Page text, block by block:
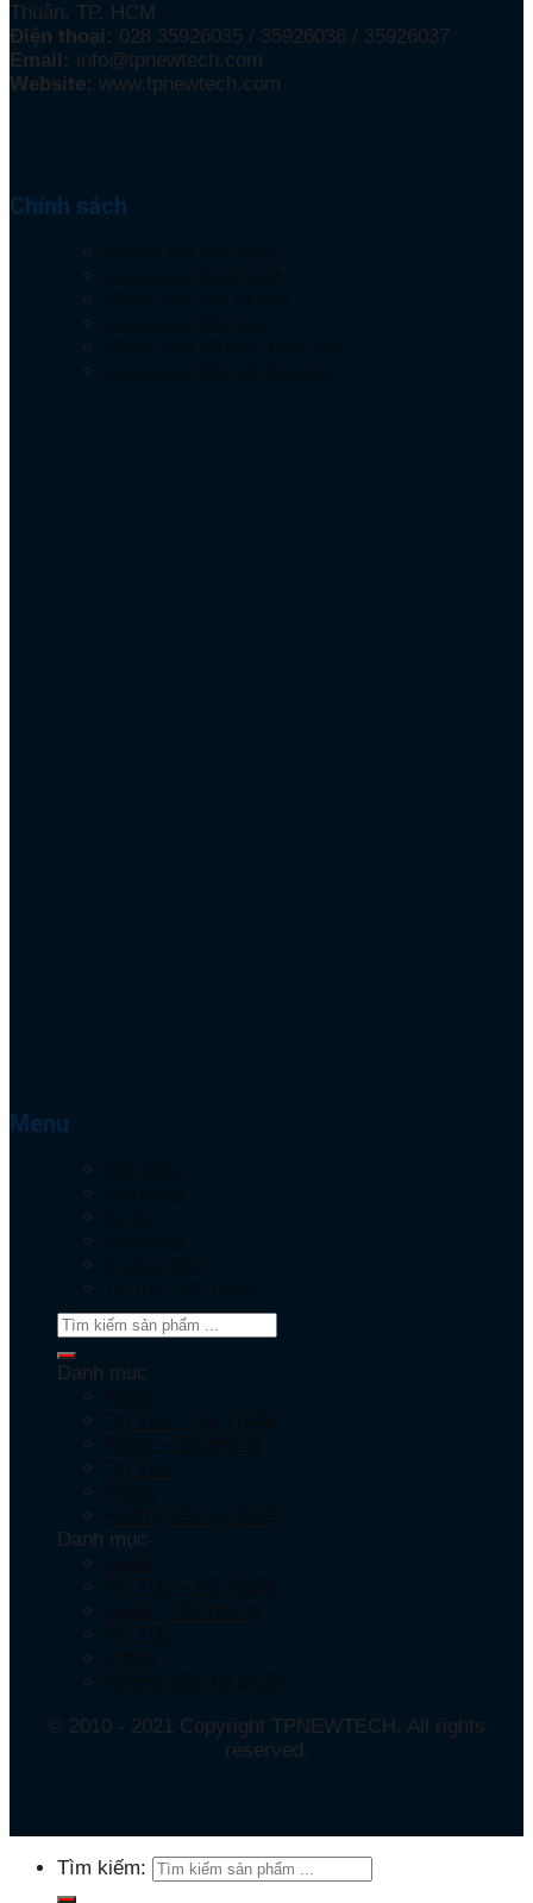
Thuận, TP. HCM
Điện thoại: 028 35926035 / 35926036 / 35926037
Email: info@tpnewtech.com
Website: www.tpnewtech.com
Chính sách
Menu
Danh mục
Danh mục
© 2010 - 2021 Copyright TPNEWTECH. All rights
reserved.
Tìm kiếm: